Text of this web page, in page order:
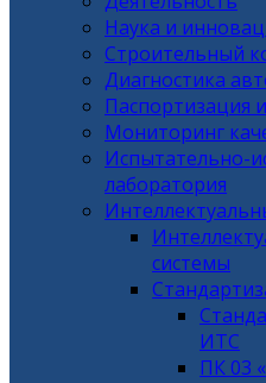
Наука и
Строительный
Диагностика
Паспортизация
Мониторинг
Испытательно-
лаборатория
системы
ИТС
ПК 03